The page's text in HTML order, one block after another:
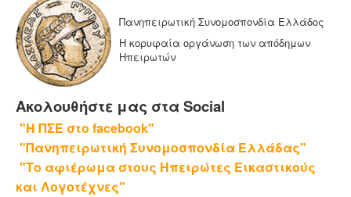
Η ΠΑΝΗΠΕΙΡΩΤΙΚΗ
ΔΕΛΤΙΑ ΤΥΠΟΥ
ΑΔΕΛΦΟΤΗΤΕΣ-ΟΜΟΣΠΟΝΔΙΕΣ
Η ΕΦΗΜΕΡΙΔΑ ΜΑΣ
ΕΦΗΜΕΡΙΔΕΣ ΑΔΕΛΦΟΤΗΤΩΝ
ΕΠΙΚΟΙΝΩΝΙΑ
Πανηπειρωτική Συνομοσπονδία Ελλάδος
Η κορυφαία οργάνωση των απόδημων
Ηπειρωτών
Ακολουθήστε μας στα Social
"Η ΠΣΕ στο facebook"
"Πανηπειρωτική Συνομοσπονδία Ελλάδας"
"Το αφιέρωμα στους Ηπειρώτες Εικαστικούς
και Λογοτέχνες"